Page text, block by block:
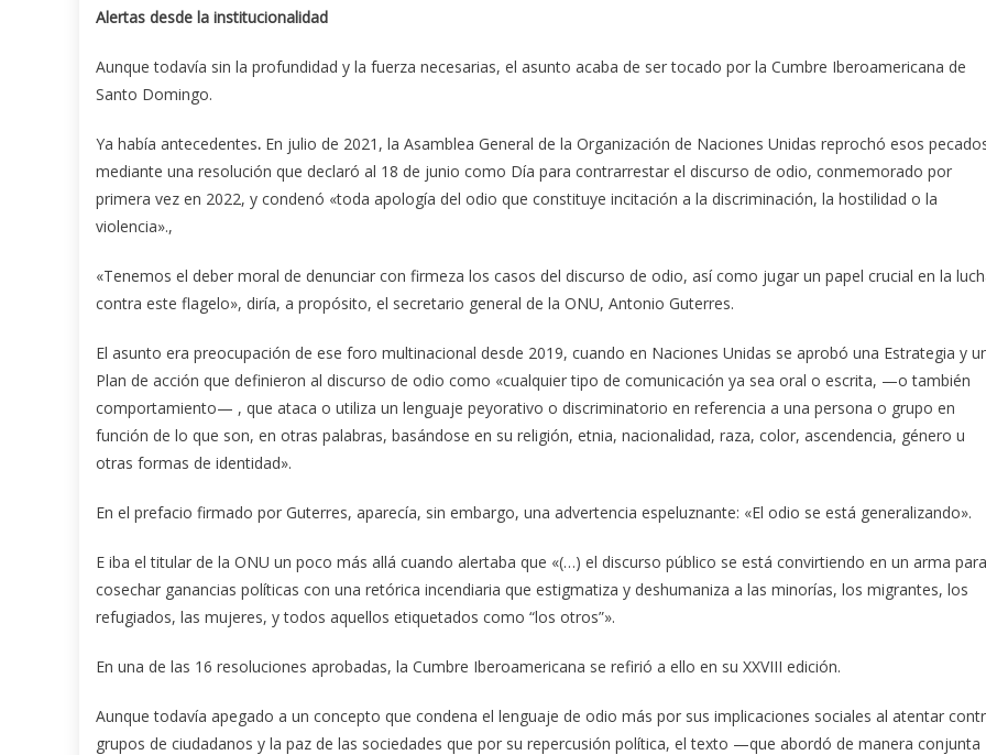
Alertas desde la institucionalidad
Aunque todavía sin la profundidad y la fuerza necesarias, el asunto acaba de ser tocado por la Cumbre Iberoamericana de
Santo Domingo.
Ya había antecedentes. En julio de 2021, la Asamblea General de la Organización de Naciones Unidas reprochó esos
mediante una resolución que declaró al 18 de junio como Día para contrarrestar el discurso de odio, conmemorado por
primera vez en 2022, y condenó «toda apología del odio que constituye incitación a la discriminación, la hostilidad o la
violencia».,
«Tenemos el deber moral de denunciar con firmeza los casos del discurso de odio, así como jugar un papel crucial en la
contra este flagelo», diría, a propósito, el secretario general de la ONU, Antonio Guterres.
El asunto era preocupación de ese foro multinacional desde 2019, cuando en Naciones Unidas se aprobó una Estrategia y
Plan de acción que definieron al discurso de odio como «cualquier tipo de comunicación ya sea oral o escrita, —o también
comportamiento— , que ataca o utiliza un lenguaje peyorativo o discriminatorio en referencia a una persona o grupo en
función de lo que son, en otras palabras, basándose en su religión, etnia, nacionalidad, raza, color, ascendencia, género u
otras formas de identidad».
En el prefacio firmado por Guterres, aparecía, sin embargo, una advertencia espeluznante: «El odio se está generalizando».
E iba el titular de la ONU un poco más allá cuando alertaba que «(…) el discurso público se está convirtiendo en un arma para
cosechar ganancias políticas con una retórica incendiaria que estigmatiza y deshumaniza a las minorías, los migrantes, los
refugiados, las mujeres, y todos aquellos etiquetados como “los otros”».
En una de las 16 resoluciones aprobadas, la Cumbre Iberoamericana se refirió a ello en su XXVIII edición.
Aunque todavía apegado a un concepto que condena el lenguaje de odio más por sus implicaciones sociales al atentar
grupos de ciudadanos y la paz de las sociedades que por su repercusión política, el texto —que abordó de manera conjunta